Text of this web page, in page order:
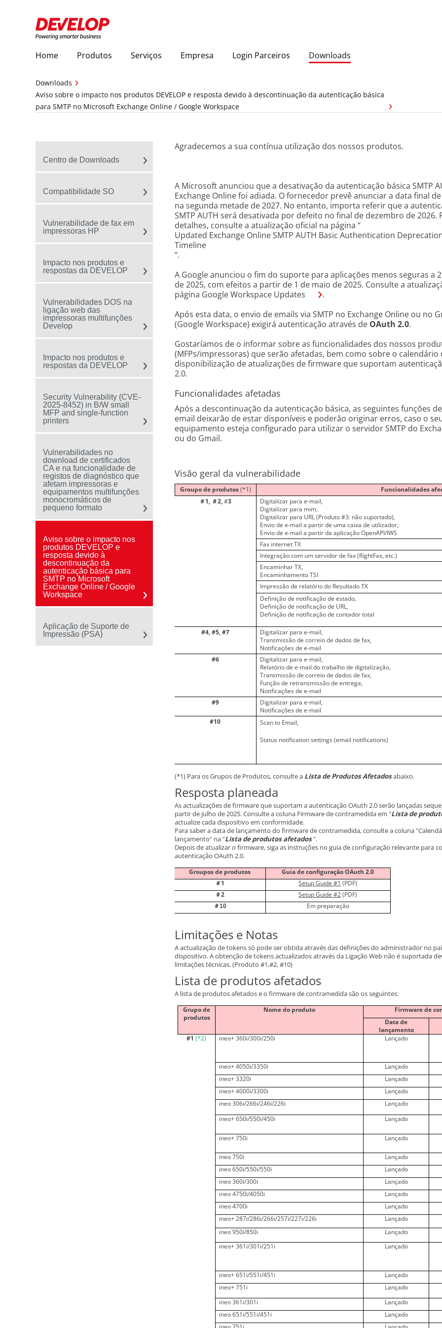
Home Produtos Serviços Empresa Login Parceiros Downloads
Downloads
Aviso sobre o impacto nos produtos DEVELOP e resposta devido à descontinuação da autenticação básica
para SMTP no Microsoft Exchange Online / Google Workspace
Centro de Downloads
Compatibilidade SO
Vulnerabilidade de fax em
impressoras HP
Impacto nos produtos e
respostas da DEVELOP
Vulnerabilidades DOS na
ligação web das
impressoras multifunções
Develop
Impacto nos produtos e
respostas da DEVELOP
Security Vulnerability (CVE-
2025-8452) in B/W small
MFP and single-function
printers
Vulnerabilidades no
download de certificados
CA e na funcionalidade de
registos de diagnóstico que
afetam impressoras e
equipamentos multifunções
monocromáticos de
pequeno formato
Aviso sobre o impacto nos
produtos DEVELOP e
resposta devido à
descontinuação da
autenticação básica para
SMTP no Microsoft
Exchange Online / Google
Workspace
Aplicação de Suporte de
Impressão (PSA)
Agradecemos a sua contínua utilização dos nossos produtos.
A Microsoft anunciou que a desativação da autenticação básica SMTP
Exchange Online foi adiada. O fornecedor prevê anunciar a data final
na segunda metade de 2027. No entanto, importa referir que a
SMTP AUTH será desativada por defeito no final de dezembro de 2026.
detalhes, consulte a atualização oficial na página “
Updated Exchange Online SMTP AUTH Basic Authentication
Timeline
”.
A Google anunciou o fim do suporte para aplicações menos seguras a
de 2025, com efeitos a partir de 1 de maio de 2025. Consulte a
página Google Workspace Updates
.
Após esta data, o envio de emails via SMTP no Exchange Online ou no
(Google Workspace) exigirá autenticação através de OAuth 2.0.
Gostaríamos de o informar sobre as funcionalidades dos nossos
(MFPs/impressoras) que serão afetadas, bem como sobre o calendário
disponibilização de atualizações de firmware que suportam
2.0.
Funcionalidades afetadas
Após a descontinuação da autenticação básica, as seguintes funções
email deixarão de estar disponíveis e poderão originar erros, caso o
equipamento esteja configurado para utilizar o servidor SMTP do
ou do Gmail.
Visão geral da vulnerabilidade
Groupo de produtos(*1) Funcionalidades
＃ 1, ＃2,#3
Digitalizar para e-mail,
Digitalizar para mim,
Digitalizar para URL (Produto #3: não suportado),
Envio de e-mail a partir de uma caixa de utilizador,
Envio de e-mail a partir da aplicação OpenAPI/IWS
Fax internet TX
Integração com um servidor de fax (RightFax, etc.)
Encaminhar TX,
Encaminhamento TSI
Impressão de relatório do Resultado TX
Definição de notificação de estado,
Definição de notificação de URL,
Definição de notificação de contador total
#4, #5, #7
Digitalizar para e-mail,
Transmissão de correio de dados de fax,
Notificações de e-mail
#6
Digitalizar para e-mail,
Relatório de e-mail do trabalho de digitalização,
Transmissão de correio de dados de fax,
Função de retransmissão de entrega,
Notificações de e-mail
#9
Digitalizar para e-mail,
Notificações de e-mail
#10
Scan to Email,
Status notification settings (email notifications)
(*1) Para os Grupos de Produtos, consulte a Lista de Produtos Afetadosabaixo.
Resposta planeada
As actualizações de firmware que suportam a autenticação OAuth 2.0 serão lançadas
partir de julho de 2025. Consulte a coluna Firmware de contramedida em "Lista de
actualize cada dispositivo em conformidade.
Para saber a data de lançamento do firmware de contramedida, consulte a coluna
lançamento" na "Lista de produtos afetados".
Depois de atualizar o firmware, siga as instruções no guia de configuração relevante para
autenticação OAuth 2.0.
Groupos de produtos Guia de configuração OAuth 2.0
＃ 1 Setup Guide #1 (PDF)
＃2 Setup Guide #2(PDF)
＃10 Em preparação
Limitações e Notas
A actualização de tokens só pode ser obtida através das definições do administrador no
dispositivo. A obtenção de tokens actualizados através da Ligação Web não é suportada
limitações técnicas. (Produto #1,#2, #10)
Lista de produtos afetados
A lista de produtos afetados e o firmware de contramedida são os seguintes:
Grupo de
produtos
Nome do produto
Firmware de
Data de
lançamento
#1(*2) ineo+ 360i/300i/250i
Lançado
ineo+ 4050i/3350i Lançado
ineo+ 3320i
Lançado
ineo+ 4000i/3300i
Lançado
ineo 306i/266i/246i/226i
Lançado
ineo+ 650i/550i/450i
Lançado
ineo+ 750i Lançado
ineo 750i Lançado
ineo 650i/550i/550i
Lançado
ineo 360i/300i
Lançado
ineo 4750i/4050i
Lançado
ineo 4700i
Lançado
ineo+ 287i/286i/266i/257i/227i/226i
Lançado
ineo 950i/850i
Lançado
ineo+ 361i/301i/251i
Lançado
ineo+ 651i/551i/451i Lançado
ineo+ 751i
Lançado
ineo 361i/301i
Lançado
ineo 651i/551i/451i
Lançado